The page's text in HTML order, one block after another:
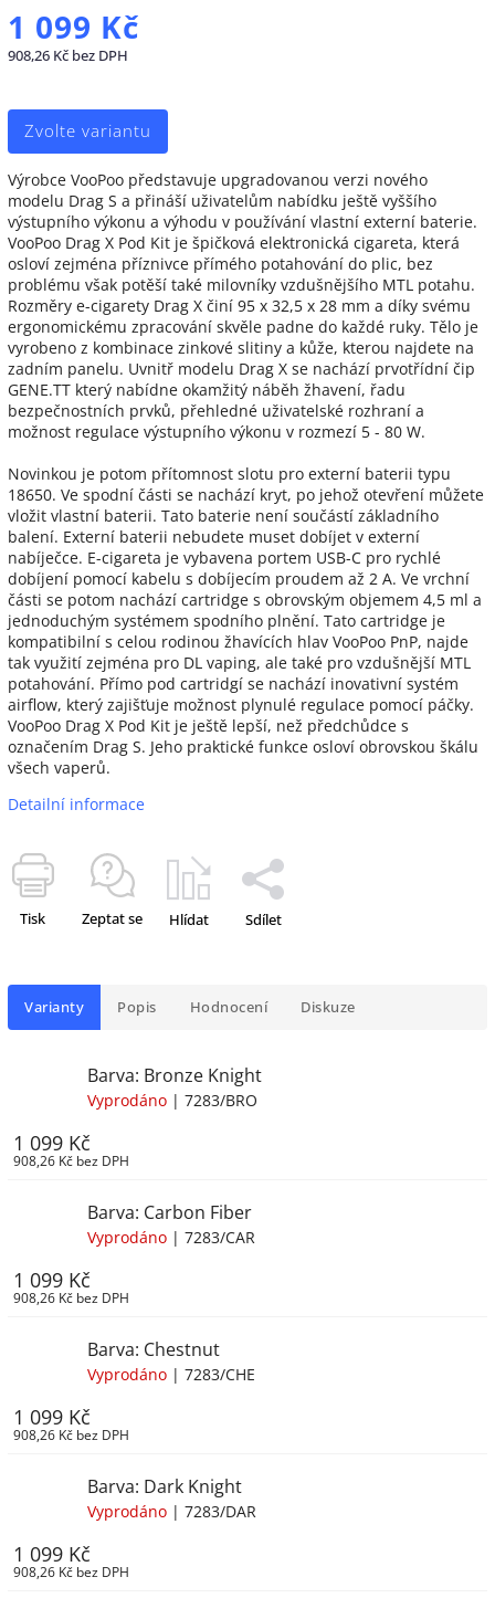
1 099 Kč
908,26 Kč bez DPH
Zvolte variantu
Výrobce VooPoo představuje upgradovanou verzi nového
modelu Drag S a přináší uživatelům nabídku ještě vyššího
výstupního výkonu a výhodu v používání vlastní externí baterie.
VooPoo Drag X Pod Kit je špičková elektronická cigareta, která
osloví zejména příznivce přímého potahování do plic, bez
problému však potěší také milovníky vzdušnějšího MTL potahu.
Rozměry e-cigarety Drag X činí 95 x 32,5 x 28 mm a díky svému
ergonomickému zpracování skvěle padne do každé ruky. Tělo je
vyrobeno z kombinace zinkové slitiny a kůže, kterou najdete na
zadním panelu. Uvnitř modelu Drag X se nachází prvotřídní čip
GENE.TT který nabídne okamžitý náběh žhavení, řadu
bezpečnostních prvků, přehledné uživatelské rozhraní a
možnost regulace výstupního výkonu v rozmezí 5 - 80 W.
Novinkou je potom přítomnost slotu pro externí baterii typu
18650. Ve spodní části se nachází kryt, po jehož otevření můžete
vložit vlastní baterii. Tato baterie není součástí základního
balení. Externí baterii nebudete muset dobíjet v externí
nabíječce. E-cigareta je vybavena portem USB-C pro rychlé
dobíjení pomocí kabelu s dobíjecím proudem až 2 A. Ve vrchní
části se potom nachází cartridge s obrovským objemem 4,5 ml a
jednoduchým systémem spodního plnění. Tato cartridge je
kompatibilní s celou rodinou žhavících hlav VooPoo PnP, najde
tak využití zejména pro DL vaping, ale také pro vzdušnější MTL
potahování. Přímo pod cartridgí se nachází inovativní systém
airflow, který zajišťuje možnost plynulé regulace pomocí páčky.
VooPoo Drag X Pod Kit je ještě lepší, než předchůdce s
označením Drag S. Jeho praktické funkce osloví obrovskou škálu
všech vaperů.
Detailní informace
Tisk Zeptat se Hlídat Sdílet
Varianty Popis Hodnocení Diskuze
Barva: Bronze Knight
Vyprodáno | 7283/BRO
1 099 Kč
908,26 Kč bez DPH
Barva: Carbon Fiber
Vyprodáno | 7283/CAR
1 099 Kč
908,26 Kč bez DPH
Barva: Chestnut
Vyprodáno | 7283/CHE
1 099 Kč
908,26 Kč bez DPH
Barva: Dark Knight
Vyprodáno | 7283/DAR
1 099 Kč
908,26 Kč bez DPH